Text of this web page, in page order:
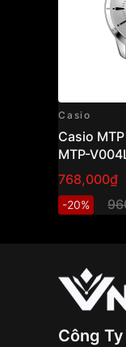
Casio
Casio
MTP-
768,000₫
-20%
Công